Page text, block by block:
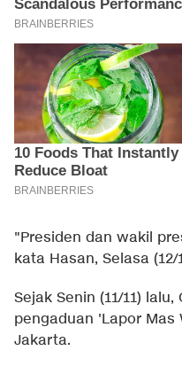
"Presiden dan wakil
kata Hasan, Selasa (12/
Sejak Senin (11/11)
pengaduan 'Lapor Mas
Jakarta.